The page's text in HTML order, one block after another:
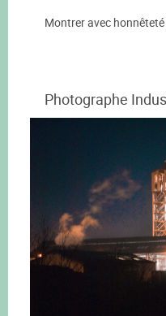
Montrer avec
Photographe